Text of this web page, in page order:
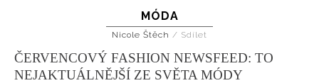
MÓDA
Nicole Štěch / Sdílet
ČERVENCOVÝ FASHION NEWSFEED: TO
NEJAKTUÁLNĚJŠÍ ZE SVĚTA MÓDY